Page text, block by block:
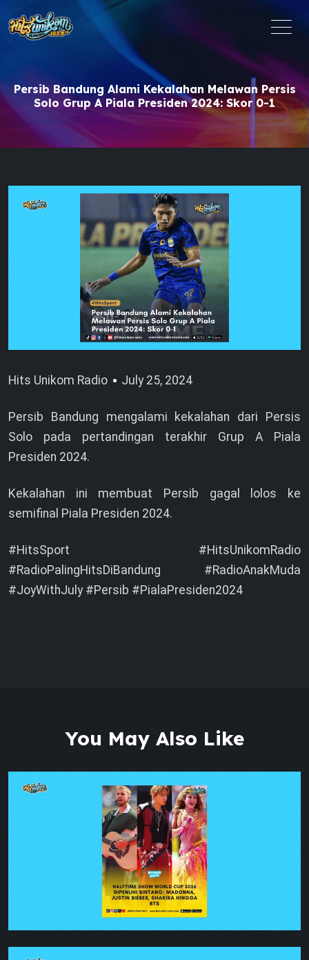
Persib Bandung Alami Kekalahan Melawan Persis
Solo Grup A Piala Presiden 2024: Skor 0-1
Hits Unikom Radio July 25, 2024
Persib Bandung mengalami kekalahan dari Persis
Solo pada pertandingan terakhir Grup A Piala
Presiden 2024.
Kekalahan ini membuat Persib gagal lolos ke
semifinal Piala Presiden 2024.
#HitsSport #HitsUnikomRadio
#RadioPalingHitsDiBandung #RadioAnakMuda
#JoyWithJuly #Persib #PialaPresiden2024
You May Also Like